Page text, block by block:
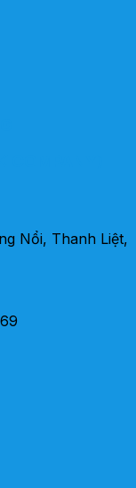
Nổi, Thanh Liệt,